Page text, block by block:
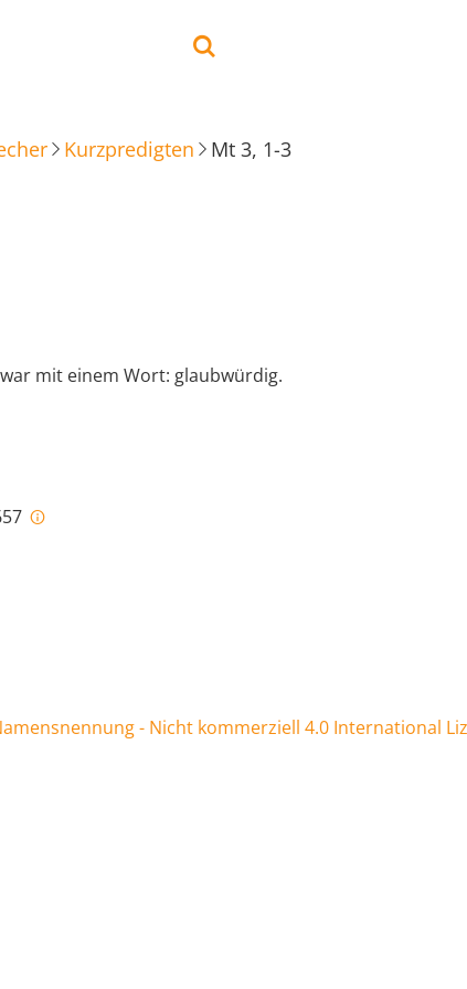
Kurzpredigten Mt 3, 1-3
mit einem Wort: glaubwürdig.
- Nicht kommerziell 4.0 International